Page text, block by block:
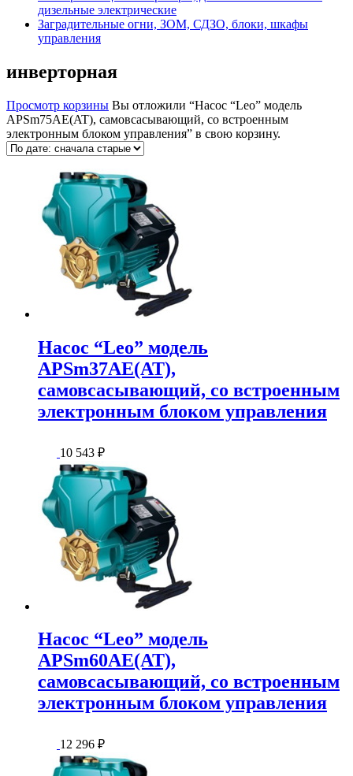
дизельные электрические
Заградительные огни, ЗОМ, СДЗО, блоки, шкафы
управления
инверторная
Просмотр корзины Вы отложили “Насос “Leo” модель
APSm75AE(AT), самовсасывающий, со встроенным
электронным блоком управления” в свою корзину.
Насос “Leo” модель
APSm37AE(AT),
самовсасывающий, со встроенным
электронным блоком управления
10 543 ₽
Насос “Leo” модель
APSm60AE(AT),
самовсасывающий, со встроенным
электронным блоком управления
12 296 ₽